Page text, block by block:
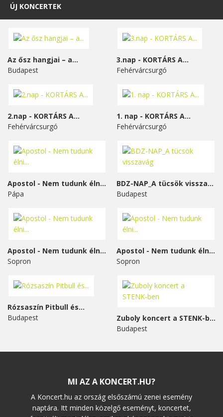
ÚJ KONCERTEK
Az ősz hangjai – a...
Budapest
3.nap - KORTÁRS A...
Fehérvárcsurgó
2.nap - KORTÁRS A...
Fehérvárcsurgó
1. nap - KORTÁRS A...
Fehérvárcsurgó
Apostol - Nem tudunk élni...
Pápa
BDZ-NAP_A tücsök visszavág
Budapest
Apostol - Nem tudunk élni...
Sopron
Apostol - Nem tudunk élni...
Sopron
Rózsaszín Pitbull és...
Budapest
Zuboly koncert a STENK-ben
Budapest
MI AZ A KONCERT.HU?
A Koncert.hu az ország elsőszámú zenei esemény
naptára. Itt minden közelgő eseményt, koncertet,